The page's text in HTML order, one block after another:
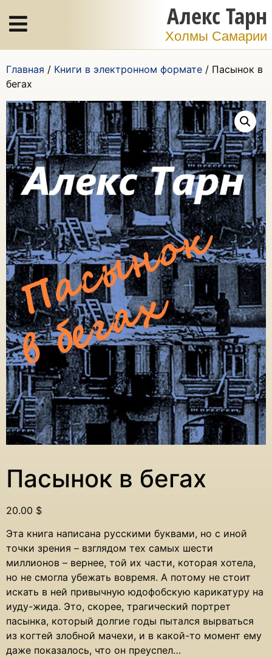
Алекс Тарн
Холмы Самарии
Главная / Книги в электронном формате / Пасынок в
бегах
Пасынок в бегах
20.00 $
Эта книга написана русскими буквами, но с иной
точки зрения – взглядом тех самых шести
миллионов – вернее, той их части, которая хотела,
но не смогла убежать вовремя. А потому не стоит
искать в ней привычную юдофобскую карикатуру на
иуду-жида. Это, скорее, трагический портрет
пасынка, который долгие годы пытался вырваться
из когтей злобной мачехи, и в какой-то момент ему
даже показалось, что он преуспел…